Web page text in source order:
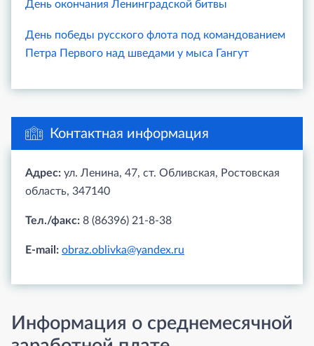
День окончания Ленинградской битвы
День победы русского флота под командованием
Петра Первого над шведами у мыса Гангут
Контактная информация
Адрес: ул. Ленина, 47, ст. Обливская, Ростовская
область, 347140
Тел./факс: 8 (86396) 21-8-38
E-mail: obraz.oblivka@yandex.ru
Информация о среднемесячной